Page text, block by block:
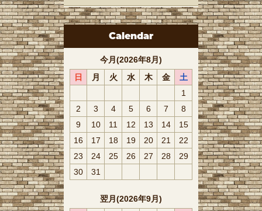
Calendar
今月(2026年8月)
日
月 火 水 木 金
土
1
2
3 4 5 6 7
8
9
10 11 12 13 14
15
16
17 18 19 20 21
22
23
24 25 26 27 28
29
30
31
翌月(2026年9月)